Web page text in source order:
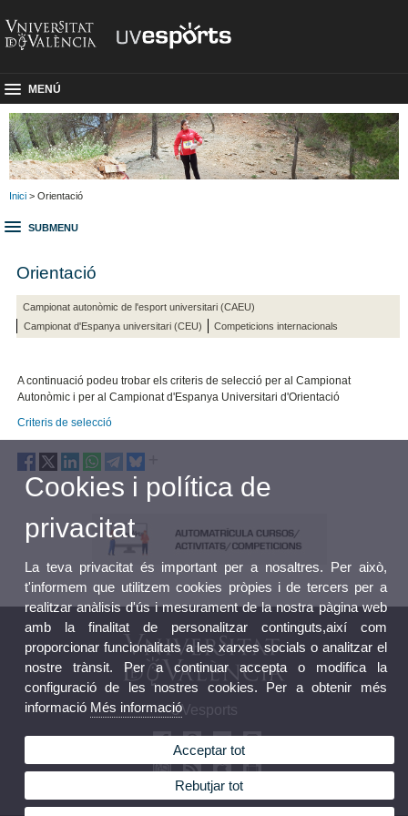
MENÚ
Inici > Orientació
SUBMENU
Orientació
Campionat autonòmic de l'esport universitari (CAEU)
Campionat d'Espanya universitari (CEU)
Competicions internacionals
A continuació podeu trobar els criteris de selecció per al Campionat
Autonòmic i per al Campionat d'Espanya Universitari d'Orientació
Criteris de selecció
UVesports
Cookies i política de
privacitat
La teva privacitat és important per a nosaltres. Per això,
t'informem que utilitzem cookies pròpies i de tercers per a
realitzar anàlisis d'ús i mesurament de la nostra pàgina web
amb la finalitat de personalitzar continguts,així com
proporcionar funcionalitats a les xarxes socials o analitzar el
nostre trànsit. Per a continuar accepta o modifica la
configuració de les nostres cookies. Per a obtenir més
informació Més informació
Acceptar tot
Rebutjar tot